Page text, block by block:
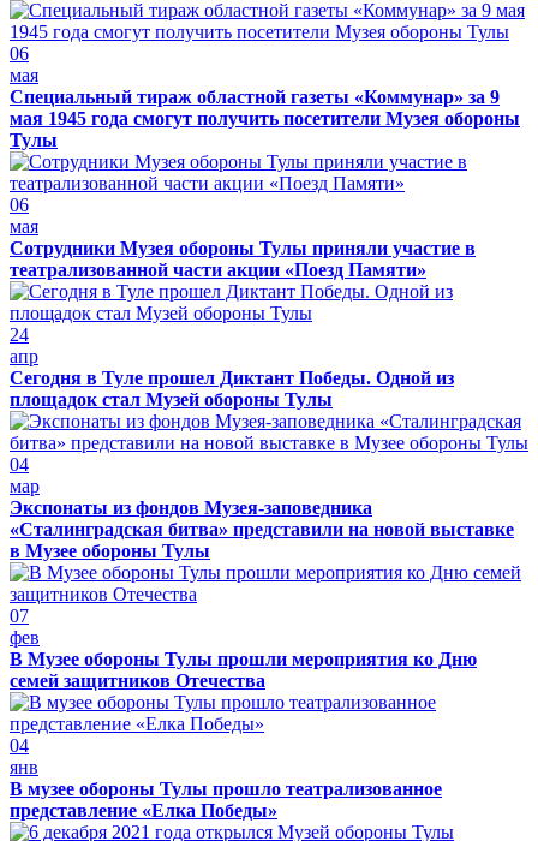
06
мая
Специальный тираж областной газеты «Коммунар» за 9
мая 1945 года смогут получить посетители Музея обороны
Тулы
06
мая
Сотрудники Музея обороны Тулы приняли участие в
театрализованной части акции «Поезд Памяти»
24
апр
Сегодня в Туле прошел Диктант Победы. Одной из
площадок стал Музей обороны Тулы
04
мар
Экспонаты из фондов Музея-заповедника
«Сталинградская битва» представили на новой выставке
в Музее обороны Тулы
07
фев
В Музее обороны Тулы прошли мероприятия ко Дню
семей защитников Отечества
04
янв
В музее обороны Тулы прошло театрализованное
представление «Елка Победы»